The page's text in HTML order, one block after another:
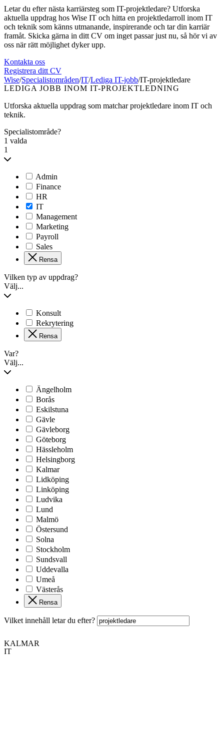
Letar du efter nästa karriärsteg som IT-projektledare? Utforska
aktuella uppdrag hos Wise IT och hitta en projektledarroll inom IT
och teknik som känns utmanande, inspirerande och tar din karriär
framåt. Skicka gärna in ditt CV om inget passar just nu, så hör vi av
oss när rätt möjlighet dyker upp.
Kontakta oss
Registrera ditt CV
Wise/Specialistområden/IT/Lediga IT-jobb/IT-projektledare
LEDIGA JOBB INOM IT-PROJEKTLEDNING
Utforska aktuella uppdrag som matchar projektledare inom IT och
teknik.
Specialistområde?
1 valda
1
Admin
Finance
HR
IT
Management
Marketing
Payroll
Sales
Rensa
Vilken typ av uppdrag?
Välj...
Konsult
Rekrytering
Rensa
Var?
Välj...
Ängelholm
Borås
Eskilstuna
Gävle
Gävleborg
Göteborg
Hässleholm
Helsingborg
Kalmar
Lidköping
Linköping
Ludvika
Lund
Malmö
Östersund
Solna
Stockholm
Sundsvall
Uddevalla
Umeå
Västerås
Rensa
Vilket innehåll letar du efter?
KALMAR
IT